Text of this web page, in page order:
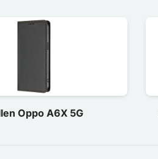
Oppo A6X 5G